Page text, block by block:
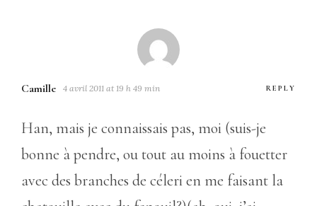
Camille 4 avril 2011 at 19 h 49 min REPLY
Han, mais je connaissais pas, moi (suis-je
bonne à pendre, ou tout au moins à fouetter
avec des branches de céleri en me faisant la